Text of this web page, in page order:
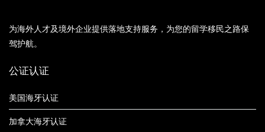
为海外人才及境外企业提供落地支持服务，为您的留学移民之路保
驾护航。
公证认证
美国海牙认证
加拿大海牙认证